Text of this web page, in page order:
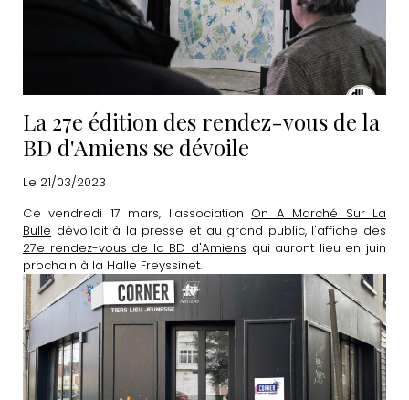
La 27e édition des rendez-vous de la
BD d'Amiens se dévoile
Le 21/03/2023
Ce vendredi 17 mars, l'association On A Marché Sur La
Bulle dévoilait à la presse et au grand public, l'affiche des
27e rendez-vous de la BD d'Amiens qui auront lieu en juin
prochain à la Halle Freyssinet.